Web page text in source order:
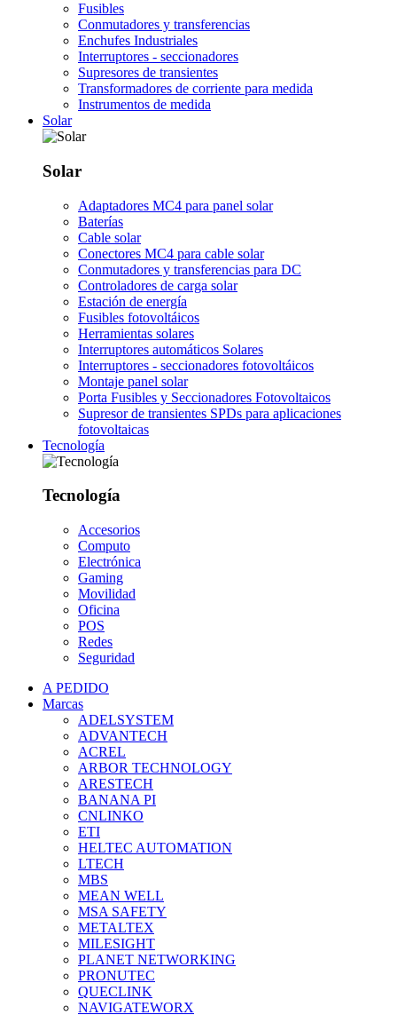
Fusibles
Conmutadores y transferencias
Enchufes Industriales
Interruptores - seccionadores
Supresores de transientes
Transformadores de corriente para medida
Instrumentos de medida
Solar
Solar
Adaptadores MC4 para panel solar
Baterías
Cable solar
Conectores MC4 para cable solar
Conmutadores y transferencias para DC
Controladores de carga solar
Estación de energía
Fusibles fotovoltáicos
Herramientas solares
Interruptores automáticos Solares
Interruptores - seccionadores fotovoltáicos
Montaje panel solar
Porta Fusibles y Seccionadores Fotovoltaicos
Supresor de transientes SPDs para aplicaciones
fotovoltaicas
Tecnología
Tecnología
Accesorios
Computo
Electrónica
Gaming
Movilidad
Oficina
POS
Redes
Seguridad
A PEDIDO
Marcas
ADELSYSTEM
ADVANTECH
ACREL
ARBOR TECHNOLOGY
ARESTECH
BANANA PI
CNLINKO
ETI
HELTEC AUTOMATION
LTECH
MBS
MEAN WELL
MSA SAFETY
METALTEX
MILESIGHT
PLANET NETWORKING
PRONUTEC
QUECLINK
NAVIGATEWORX